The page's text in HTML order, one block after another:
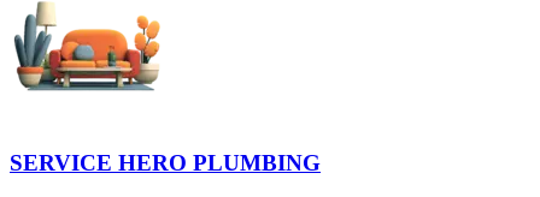
SERVICE HERO PLUMBING